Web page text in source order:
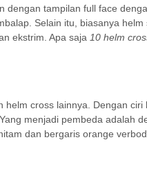
dengan tampilan full face
Selain itu, biasanya helm
ekstrim. Apa saja 10 helm
cross lainnya. Dengan ciri
menjadi pembeda adalah
dan bergaris orange